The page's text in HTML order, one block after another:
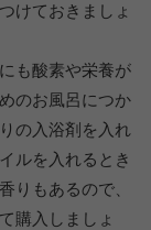
けておきましょ
も酸素や栄養が
のお風呂につか
の入浴剤を入れ
ルを入れるとき
りもあるので、
購入しましょ